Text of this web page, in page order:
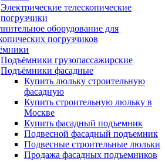
Электрические телескопические
погрузчики
оборудование для
погрузчиков
Подъёмники грузопассажирские
Подъёмники фасадные
Купить люльку строительную
фасадную
Купить строительную люльку в
Москве
Купить фасадный подъемник
Подвесной фасадный подъемник
Подвесные строительные люльки
Продажа фасадных подъемников